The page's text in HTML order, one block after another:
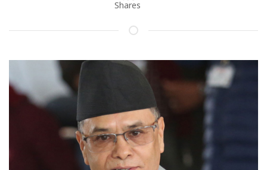
Shares